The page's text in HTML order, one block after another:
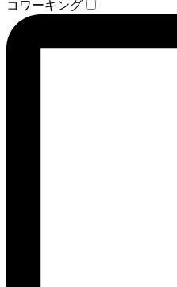
コワーキング